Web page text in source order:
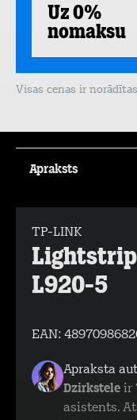
Uz 0%
nomaksu
Visas cenas ir
Apraksts
TP-LINK
L920-5
EAN:
Apraksta
Dzirkstele ir
asistents.